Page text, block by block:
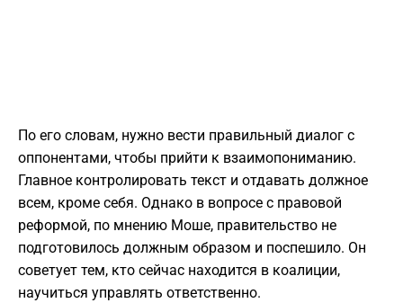
По его словам, нужно вести правильный диалог с
оппонентами, чтобы прийти к взаимопониманию.
Главное контролировать текст и отдавать должное
всем, кроме себя. Однако в вопросе с правовой
реформой, по мнению Моше, правительство не
подготовилось должным образом и поспешило. Он
советует тем, кто сейчас находится в коалиции,
научиться управлять ответственно.